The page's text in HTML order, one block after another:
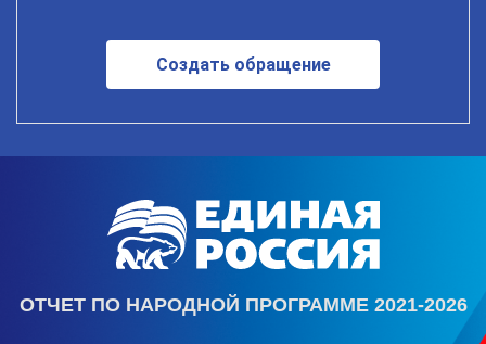
Создать обращение
ОТЧЕТ ПО НАРОДНОЙ ПРОГРАММЕ 2021-2026